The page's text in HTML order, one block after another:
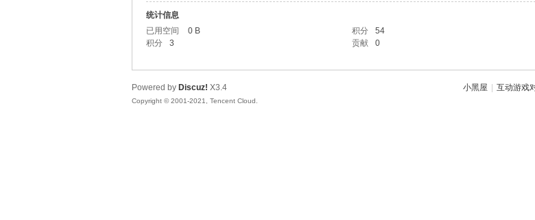
统计信息
已用空间
0 B 积分 54
积分
3 贡献 0
小黑屋 互动游戏
Powered by Discuz! X3.4
Copyright © 2001-2021, Tencent Cloud.